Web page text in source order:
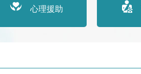
心理援助